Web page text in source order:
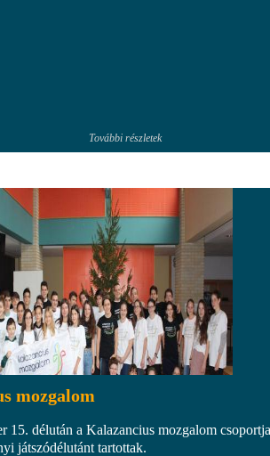
További részletek
mozgalom
15. délután a Kalazancius mozgalom
játszódélutánt tartottak.